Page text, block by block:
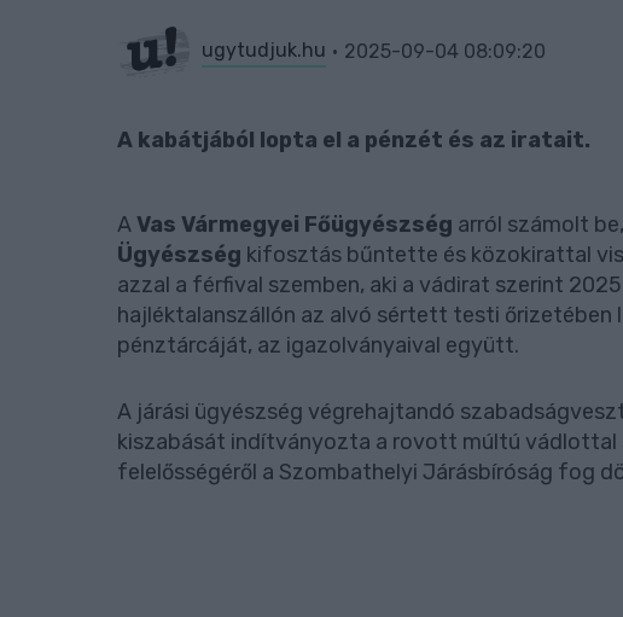
ugytudjuk.hu 2025-09-04 08:09:20
A kabátjából lopta el a pénzét és az iratait.
AVas Vármegyei Főügyészség arról számolt
Ügyészség kifosztás bűntette és közokirattal
azzal a férfival szemben, aki a vádirat szerint
hajléktalanszállón az alvó sértett testi
pénztárcáját, az igazolványaival együtt.
A járási ügyészség végrehajtandó
kiszabását indítványozta a rovott múltú vádlottal
felelősségéről a Szombathelyi Járásbíróság fog